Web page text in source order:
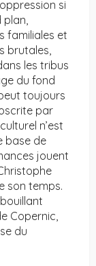
si
plan,
familiales et
brutales,
les tribus
du fond
toujours
par
n’est
base de
jouent
son temps.
Copernic,
du